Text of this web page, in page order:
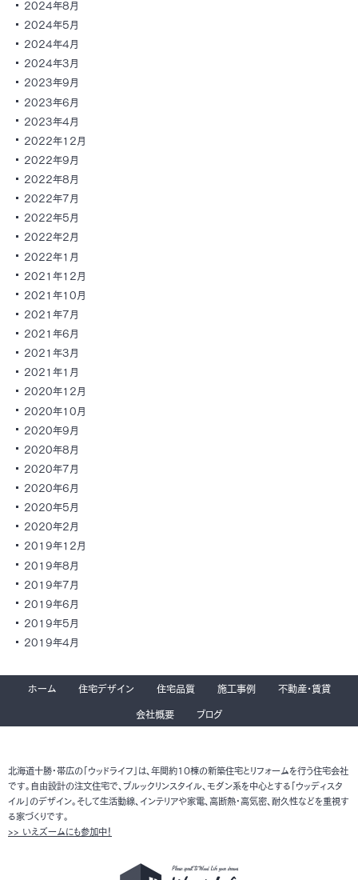
2024年8月
2024年5月
2024年4月
2024年3月
2023年9月
2023年6月
2023年4月
2022年12月
2022年9月
2022年8月
2022年7月
2022年5月
2022年2月
2022年1月
2021年12月
2021年10月
2021年7月
2021年6月
2021年3月
2021年1月
2020年12月
2020年10月
2020年9月
2020年8月
2020年7月
2020年6月
2020年5月
2020年2月
2019年12月
2019年8月
2019年7月
2019年6月
2019年5月
2019年4月
ホーム 住宅デザイン 住宅品質 施工事例
不動産・賃貸
会社概要
ブログ
北海道十勝・帯広の「ウッドライフ」は、年間約10棟の新築住宅とリフォームを行う住宅会社
です。自由設計の注文住宅で、ブルックリンスタイル、モダン系を中心とする「ウッディスタ
イル」のデザイン。そして生活動線、インテリアや家電、高断熱・高気密、耐久性などを重視す
る家づくりです。
>> いえズームにも参加中！